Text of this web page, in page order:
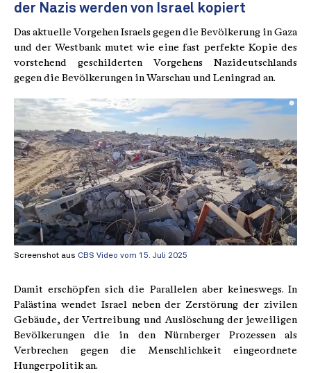
der Nazis werden von Israel kopiert
Das aktuelle Vorgehen Israels gegen die Bevölkerung in Gaza
und der Westbank mutet wie eine fast perfekte Kopie des
vorstehend geschilderten Vorgehens Nazideutschlands
gegen die Bevölkerungen in Warschau und Leningrad an.
Screenshot aus CBS Video vom 15. Juli 2025
Damit erschöpfen sich die Parallelen aber keineswegs. In
Palästina wendet Israel neben der Zerstörung der zivilen
Gebäude, der Vertreibung und Auslöschung der jeweiligen
Bevölkerungen die in den Nürnberger Prozessen als
Verbrechen gegen die Menschlichkeit eingeordnete
Hungerpolitik an.